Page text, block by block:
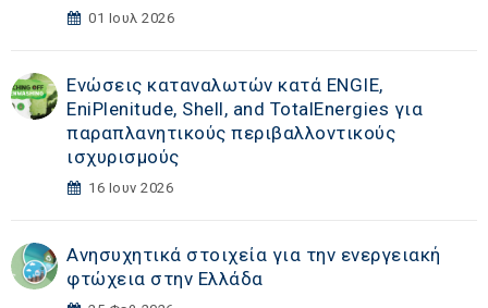
01 Ιουλ 2026
Ενώσεις καταναλωτών κατά ENGIE,
EniPlenitude, Shell, and TotalEnergies για
παραπλανητικούς περιβαλλοντικούς
ισχυρισμούς
16 Ιουν 2026
Ανησυχητικά στοιχεία για την ενεργειακή
φτώχεια στην Ελλάδα